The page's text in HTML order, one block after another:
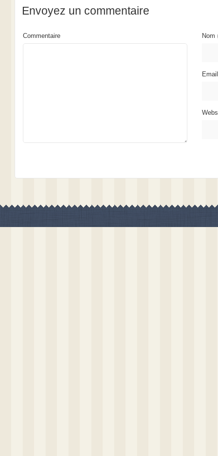
Envoyez un commentaire
Nom
Commentaire